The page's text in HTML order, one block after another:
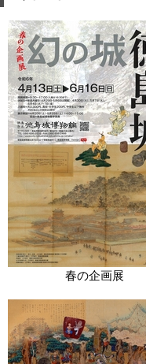
春の企画展